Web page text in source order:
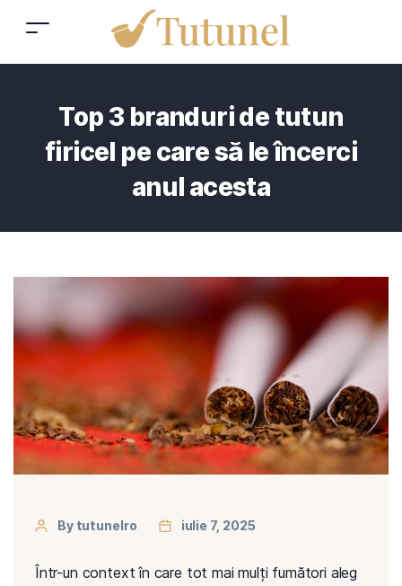
Top 3 branduri de tutun
firicel pe care să le încerci
anul acesta
By tutunelro iulie 7, 2025
Într-un context în care tot mai mulți fumători aleg